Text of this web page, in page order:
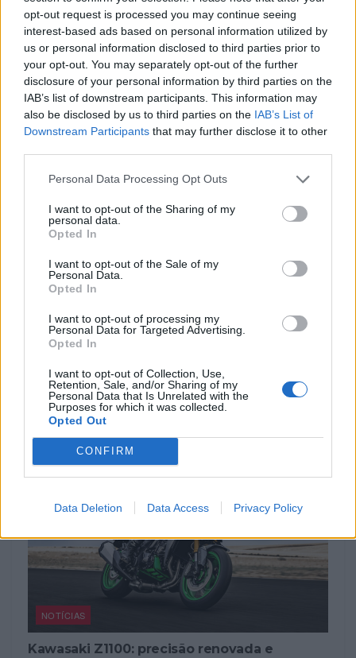
opt-out request is processed you may continue seeing
interest-based ads based on personal information utilized by
us or personal information disclosed to third parties prior to
your opt-out. You may separately opt-out of the further
disclosure of your personal information by third parties on the
IAB’s list of downstream participants. This information may
also be disclosed by us to third parties on the IAB’s List of
Downstream Participants that may further disclose it to other
Personal Data Processing Opt Outs
I want to opt-out of the Sharing of my
personal data.
Opted In
I want to opt-out of the Sale of my
Personal Data.
Opted In
I want to opt-out of processing my
Personal Data for Targeted Advertising.
Opted In
I want to opt-out of Collection, Use,
Retention, Sale, and/or Sharing of my
Personal Data that Is Unrelated with the
Purposes for which it was collected.
Opted Out
CONFIRM
Data Deletion Data Access Privacy Policy
RELACIONADOS
EVENTO
Africa Twin junta mais de 100 aventureiros
no Norte de Portugal
O Norte de Portugal voltou a receber a comunidade Africa
Twin para mais um encontro dedicado ao mototurismo.
Desta...
BEATRIZ ALEXANDRE 6 AGOSTO, 2026
NOTÍCIAS
Kawasaki Z1100: precisão renovada e